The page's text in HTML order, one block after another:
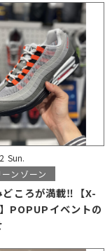
Sun.
ンゾーン
どころが満載‼【X-
POPUPイベントの